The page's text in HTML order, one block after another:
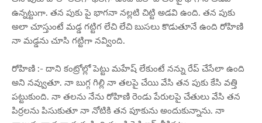
ఉన్నట్టుగా. తన పుకు పై భాగనా నల్లటి చిట్టి అడవి ఉంది. తన పుకు
అలా చూస్తుంటే మడ్డ గట్టిగ లేచి లేచి బుసలు కొడుతూనే ఉంది రోహిణి
నా మడ్డను చూసి గట్టిగా నవ్వింది.
రోహిణి :- దాని కంట్రోల్లో పెట్టు మహేష్ లేకుంటే నన్ను రేప్ చేసేలా ఉంది
అని నవ్వుతూ. నా బుగ్గ గిల్లి నా తలపై చేయి వేసి తన పుకు కేసి వత్తి
పట్టుకుంది. నా తలను నేను రోహిణి రెండు పేరులపై చేతులు వేసి తన
పిర్రలను పిసుకుతూ నా నోటికి తన పూకును అందుకున్నాను. నా